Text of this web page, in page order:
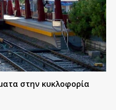
στην κυκλοφορία